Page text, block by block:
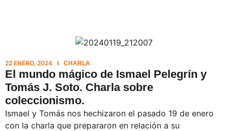
22 ENERO, 2024 CHARLA
El mundo mágico de Ismael Pelegrín y
Tomás J. Soto. Charla sobre
coleccionismo.
Ismael y Tomás nos hechizaron el pasado 19 de enero
con la charla que prepararon en relación a su